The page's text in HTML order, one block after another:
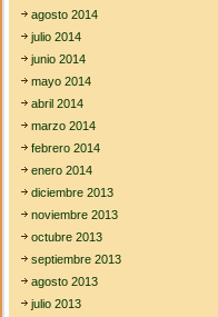
agosto 2014
julio 2014
junio 2014
mayo 2014
abril 2014
marzo 2014
febrero 2014
enero 2014
diciembre 2013
noviembre 2013
octubre 2013
septiembre 2013
agosto 2013
julio 2013